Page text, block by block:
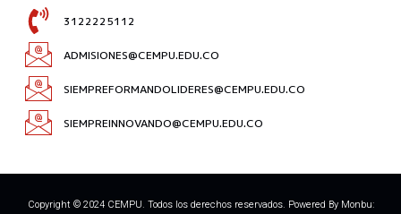
3122225112
ADMISIONES@CEMPU.EDU.CO
SIEMPREFORMANDOLIDERES@CEMPU.EDU.CO
SIEMPREINNOVANDO@CEMPU.EDU.CO
Copyright © 2024 CEMPU. Todos los derechos reservados. Powered By Monbu: